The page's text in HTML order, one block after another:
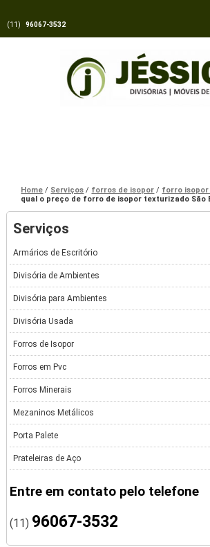
(11) 96067-3532
Home Serviços forros de isopor
forro isopor
qual o preço de forro de isopor texturizado São
Serviços
Armários de Escritório
Divisória de Ambientes
Divisória para Ambientes
Divisória Usada
Forros de Isopor
Forros em Pvc
Forros Minerais
Mezaninos Metálicos
Porta Palete
Prateleiras de Aço
Entre em contato pelo telefone
(11) 96067-3532